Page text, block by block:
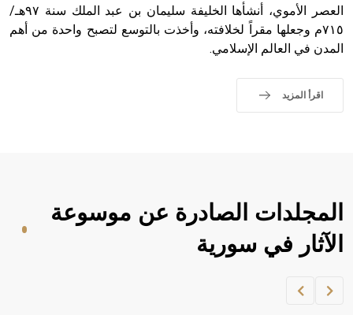
العصر الأموي، أنشأها الخليفة سليمان بن عبد الملك سنة ٩٧هـ/
٧١٥م وجعلها مقراً لخلافته، وأخذت بالتوسع لتصبح واحدة من أهم
المدن في العالم الإسلامي.
اقرأ المزيد
المجلدات الصادرة عن موسوعة
الآثار في سورية